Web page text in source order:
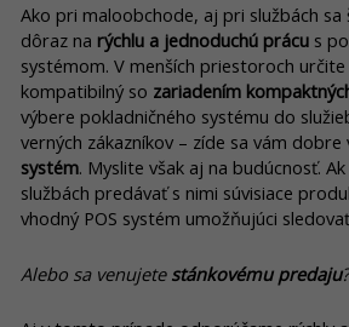
Ako pri maloobchode, aj pri službách sa
dôraz na rýchlu a jednoduchú prácu s
systémom. V menších priestoroch
kompatibilný so zariadením
výbere pokladničného systému do
verných zákazníkov – zíde sa vám dobre
systém. Myslite však aj na budúcnosť.
službách predávať s nimi súvisiace
vhodný POS systém umožňujúci
Alebo sa venujete stánkovému predaju?